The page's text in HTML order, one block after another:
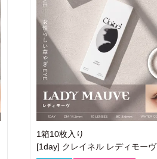
1箱10枚入り
[1day] クレイネル レディモーヴ